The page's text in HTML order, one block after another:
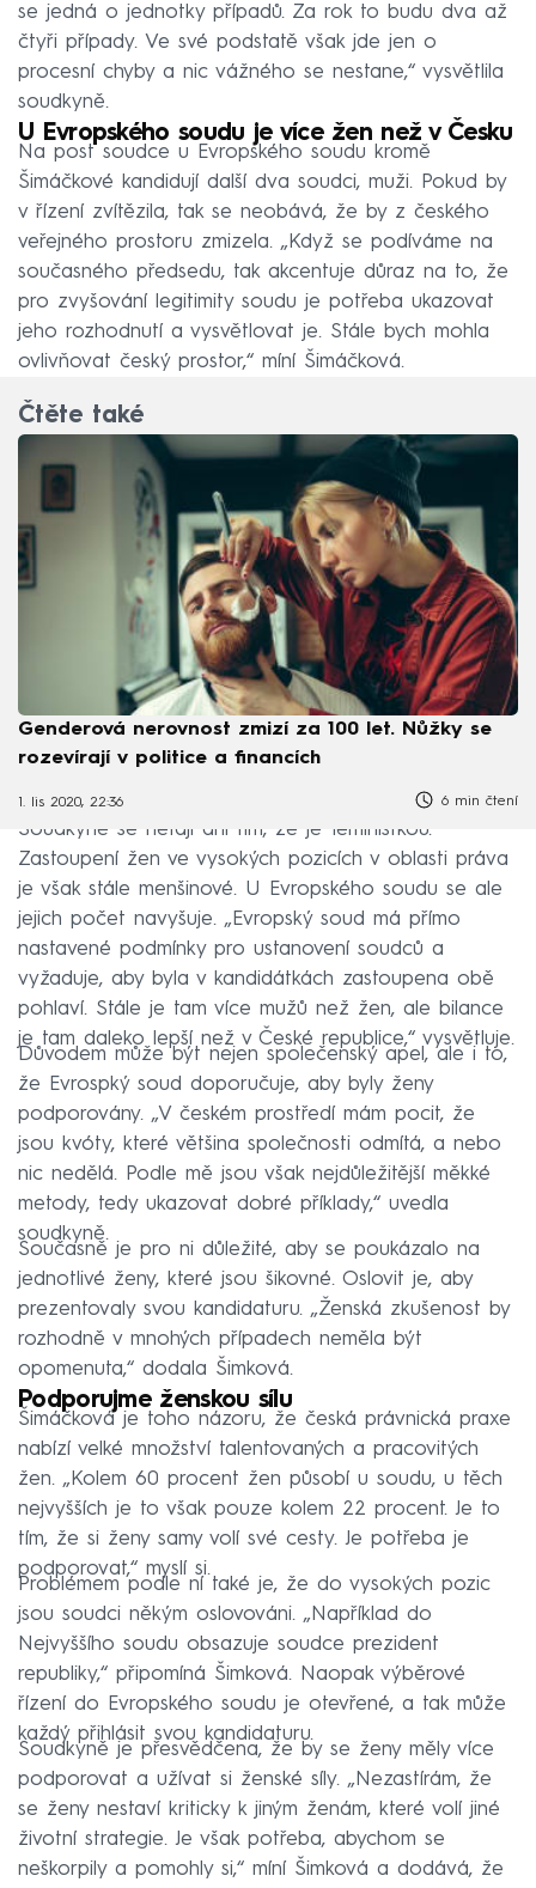
se jedná o jednotky případů. Za rok to budu dva až
čtyři případy. Ve své podstatě však jde jen o
procesní chyby a nic vážného se nestane,“ vysvětlila
soudkyně.
U Evropského soudu je více žen než v Česku
Na post soudce u Evropského soudu kromě
Šimáčkové kandidují další dva soudci, muži. Pokud by
v řízení zvítězila, tak se neobává, že by z českého
veřejného prostoru zmizela. „Když se podíváme na
současného předsedu, tak akcentuje důraz na to, že
pro zvyšování legitimity soudu je potřeba ukazovat
jeho rozhodnutí a vysvětlovat je. Stále bych mohla
ovlivňovat český prostor,“ míní Šimáčková.
Čtěte také
Genderová nerovnost zmizí za 100 let. Nůžky se
rozevírají v politice a financích
1. lis 2020, 22:36 6 min čtení
Soudkyně se netají ani tím, že je feministkou.
Zastoupení žen ve vysokých pozicích v oblasti práva
je však stále menšinové. U Evropského soudu se ale
jejich počet navyšuje. „Evropský soud má přímo
nastavené podmínky pro ustanovení soudců a
vyžaduje, aby byla v kandidátkách zastoupena obě
pohlaví. Stále je tam více mužů než žen, ale bilance
je tam daleko lepší než v České republice,“ vysvětluje.
Důvodem může být nejen společenský apel, ale i to,
že Evrospký soud doporučuje, aby byly ženy
podporovány. „V českém prostředí mám pocit, že
jsou kvóty, které většina společnosti odmítá, a nebo
nic nedělá. Podle mě jsou však nejdůležitější měkké
metody, tedy ukazovat dobré příklady,“ uvedla
soudkyně.
Současně je pro ni důležité, aby se poukázalo na
jednotlivé ženy, které jsou šikovné. Oslovit je, aby
prezentovaly svou kandidaturu. „Ženská zkušenost by
rozhodně v mnohých případech neměla být
opomenuta,“ dodala Šimková.
Podporujme ženskou sílu
Šimáčková je toho názoru, že česká právnická praxe
nabízí velké množství talentovaných a pracovitých
žen. „Kolem 60 procent žen působí u soudu, u těch
nejvyšších je to však pouze kolem 22 procent. Je to
tím, že si ženy samy volí své cesty. Je potřeba je
podporovat,“ myslí si.
Problémem podle ní také je, že do vysokých pozic
jsou soudci někým oslovováni. „Například do
Nejvyššího soudu obsazuje soudce prezident
republiky,“ připomíná Šimková. Naopak výběrové
řízení do Evropského soudu je otevřené, a tak může
každý přihlásit svou kandidaturu.
Soudkyně je přesvědčena, že by se ženy měly více
podporovat a užívat si ženské síly. „Nezastírám, že
se ženy nestaví kriticky k jiným ženám, které volí jiné
životní strategie. Je však potřeba, abychom se
neškorpily a pomohly si,“ míní Šimková a dodává, že